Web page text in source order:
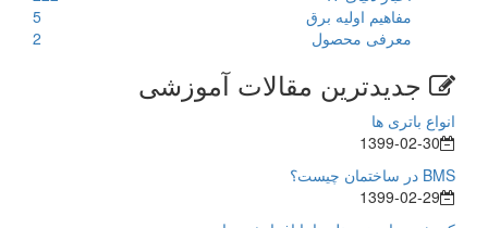
مفاهیم اولیه برق
5
معرفی محصول
2
جدیدترین مقالات آموزشی
انواع باتری ها
1399-02-30
BMS در ساختمان چیست؟
1399-02-29